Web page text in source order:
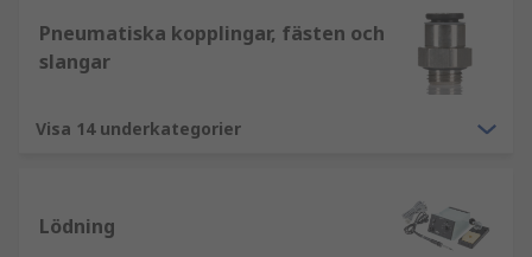
Pneumatiska kopplingar, fästen och
slangar
Visa 14 underkategorier
Lödning